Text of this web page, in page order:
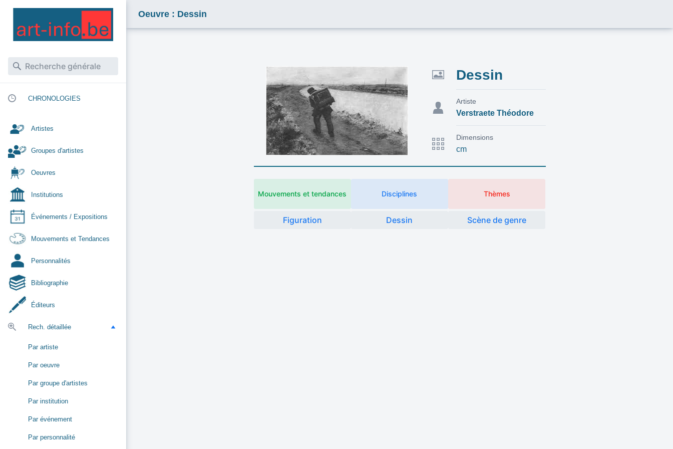
CHRONOLOGIES
Artistes
Groupes d'artistes
Oeuvres
Institutions
Événements / Expositions
Mouvements et Tendances
Personnalités
Bibliographie
Éditeurs
Rech. détaillée
Par artiste
Par oeuvre
Par groupe d'artistes
Par institution
Par événement
Par personnalité
Oeuvre : Dessin
Dessin
Verstraete Théodore
Artiste
cm
Dimensions
Mouvements et tendances
Figuration
Disciplines
Dessin
Thèmes
Scène de genre